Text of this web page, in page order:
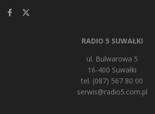
RADIO 5 SUWAŁKI
ul. Bulwarowa 5
16-400 Suwałki
tel. (087) 567 80 00
serwis@radio5.com.pl